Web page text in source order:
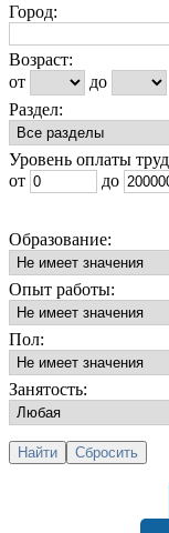
Город:
Возраст:
от
до
Раздел:
Уровень оплаты
от
до
Образование:
Опыт работы:
Пол:
Занятость: